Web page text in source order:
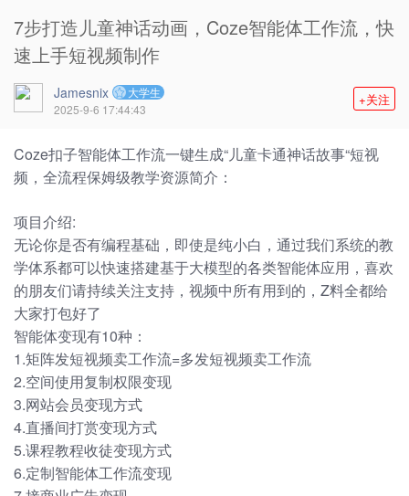
7步打造儿童神话动画，Coze智能体工作流，快
速上手短视频制作
Jamesnix
大学生
2025-9-6 17:44:43
+关注
Coze扣子智能体工作流一键生成“儿童卡通神话故事“短视
频，全流程保姆级教学资源简介：
项目介绍:
无论你是否有编程基础，即使是纯小白，通过我们系统的教
学体系都可以快速搭建基于大模型的各类智能体应用，喜欢
的朋友们请持续关注支持，视频中所有用到的，Z料全都给
大家打包好了
智能体变现有10种：
1.矩阵发短视频卖工作流=多发短视频卖工作流
2.空间使用复制权限变现
3.网站会员变现方式
4.直播间打赏变现方式
5.课程教程收徒变现方式
6.定制智能体工作流变现